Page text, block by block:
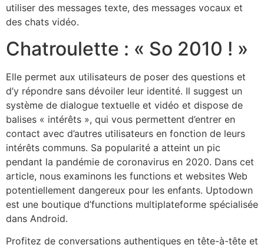
utiliser des messages texte, des messages vocaux et
des chats vidéo.
Chatroulette : « So 2010 ! »
Elle permet aux utilisateurs de poser des questions et
d’y répondre sans dévoiler leur identité. Il suggest un
système de dialogue textuelle et vidéo et dispose de
balises « intérêts », qui vous permettent d’entrer en
contact avec d’autres utilisateurs en fonction de leurs
intérêts communs. Sa popularité a atteint un pic
pendant la pandémie de coronavirus en 2020. Dans cet
article, nous examinons les functions et websites Web
potentiellement dangereux pour les enfants. Uptodown
est une boutique d’functions multiplateforme spécialisée
dans Android.
Profitez de conversations authentiques en tête-à-tête et